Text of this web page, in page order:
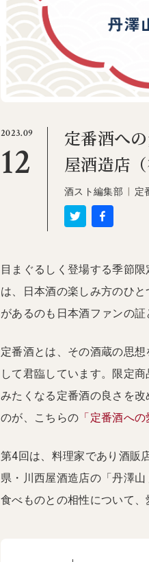
2023.09
12
定番酒へ
屋酒造店（
酒スト編集部 定
目まぐるしく登場する季節
は、日本酒の楽しみ方のひ
があるのも日本酒ファンの証
定番酒とは、その酒蔵の思
して君臨しています。限定
みたくなる定番酒の良さを
のが、こちらの 「定番酒へ
第4回は、料理家であり酒販
県・川西屋酒造店の「丹澤
食べものとの相性について、